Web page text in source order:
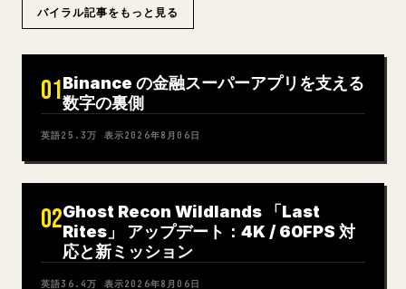
バイラル記事をもっと見る
01Binance の金融スーパーアプリを支える
数字の裏側
英語25.3万 表示2026年8月06日
02Ghost Recon Wildlands 「Last
Rites」 アップデート：4K / 60FPS 対
応と新ミッション
英語36.4万 表示2026年8月06日